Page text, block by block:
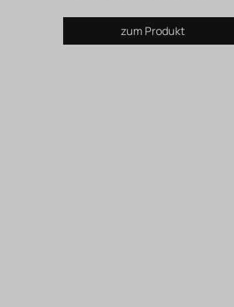
zum Produkt